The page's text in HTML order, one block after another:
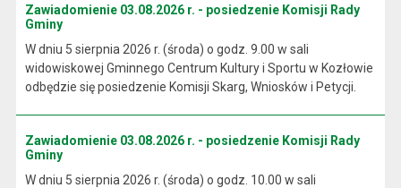
Zawiadomienie 03.08.2026 r. - posiedzenie Komisji Rady
Gminy
W dniu 5 sierpnia 2026 r. (środa) o godz. 9.00 w sali
widowiskowej Gminnego Centrum Kultury i Sportu w Kozłowie
odbędzie się posiedzenie Komisji Skarg, Wniosków i Petycji.
Zawiadomienie 03.08.2026 r. - posiedzenie Komisji Rady
Gminy
W dniu 5 sierpnia 2026 r. (środa) o godz. 10.00 w sali